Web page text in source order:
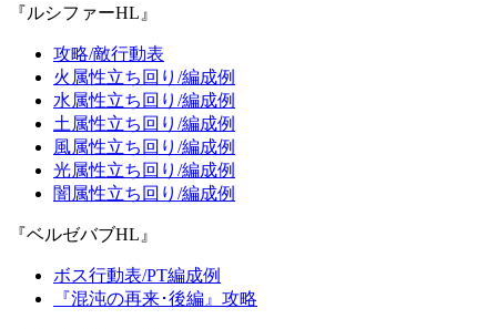
『ルシファーHL』
攻略/敵行動表
火属性立ち回り/編成例
水属性立ち回り/編成例
土属性立ち回り/編成例
風属性立ち回り/編成例
光属性立ち回り/編成例
闇属性立ち回り/編成例
『ベルゼバブHL』
ボス行動表/PT編成例
『混沌の再来･後編』攻略